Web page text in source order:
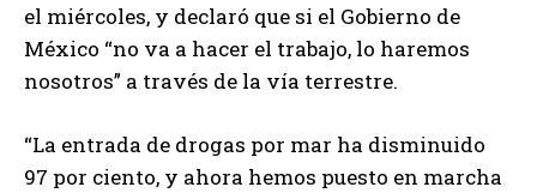
el miércoles, y declaró que si el Gobierno de
México “no va a hacer el trabajo, lo haremos
nosotros” a través de la vía terrestre.
“La entrada de drogas por mar ha disminuido
97 por ciento, y ahora hemos puesto en marcha